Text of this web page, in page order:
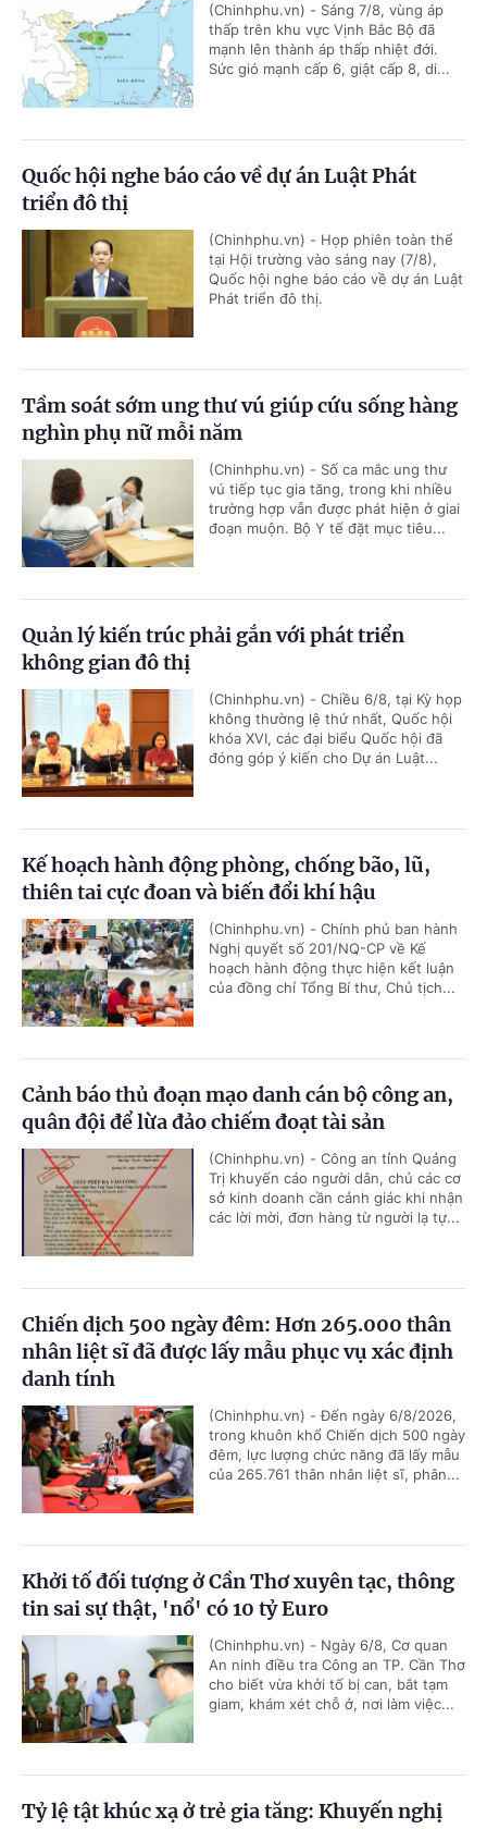
(Chinhphu.vn) - Sáng 7/8, vùng áp
thấp trên khu vực Vịnh Bắc Bộ đã
mạnh lên thành áp thấp nhiệt đới.
Sức gió mạnh cấp 6, giật cấp 8, di...
Quốc hội nghe báo cáo về dự án Luật Phát
triển đô thị
(Chinhphu.vn) - Họp phiên toàn thể
tại Hội trường vào sáng nay (7/8),
Quốc hội nghe báo cáo về dự án Luật
Phát triển đô thị.
Tầm soát sớm ung thư vú giúp cứu sống hàng
nghìn phụ nữ mỗi năm
(Chinhphu.vn) - Số ca mắc ung thư
vú tiếp tục gia tăng, trong khi nhiều
trường hợp vẫn được phát hiện ở giai
đoạn muộn. Bộ Y tế đặt mục tiêu...
Quản lý kiến trúc phải gắn với phát triển
không gian đô thị
(Chinhphu.vn) - Chiều 6/8, tại Kỳ họp
không thường lệ thứ nhất, Quốc hội
khóa XVI, các đại biểu Quốc hội đã
đóng góp ý kiến cho Dự án Luật...
Kế hoạch hành động phòng, chống bão, lũ,
thiên tai cực đoan và biến đổi khí hậu
(Chinhphu.vn) - Chính phủ ban hành
Nghị quyết số 201/NQ-CP về Kế
hoạch hành động thực hiện kết luận
của đồng chí Tổng Bí thư, Chủ tịch...
Cảnh báo thủ đoạn mạo danh cán bộ công an,
quân đội để lừa đảo chiếm đoạt tài sản
(Chinhphu.vn) - Công an tỉnh Quảng
Trị khuyến cáo người dân, chủ các cơ
sở kinh doanh cần cảnh giác khi nhận
các lời mời, đơn hàng từ người lạ tự...
Chiến dịch 500 ngày đêm: Hơn 265.000 thân
nhân liệt sĩ đã được lấy mẫu phục vụ xác định
danh tính
(Chinhphu.vn) - Đến ngày 6/8/2026,
trong khuôn khổ Chiến dịch 500 ngày
đêm, lực lượng chức năng đã lấy mẫu
của 265.761 thân nhân liệt sĩ, phân...
Khởi tố đối tượng ở Cần Thơ xuyên tạc, thông
tin sai sự thật, 'nổ' có 10 tỷ Euro
(Chinhphu.vn) - Ngày 6/8, Cơ quan
An ninh điều tra Công an TP. Cần Thơ
cho biết vừa khởi tố bị can, bắt tạm
giam, khám xét chỗ ở, nơi làm việc...
Tỷ lệ tật khúc xạ ở trẻ gia tăng: Khuyến nghị